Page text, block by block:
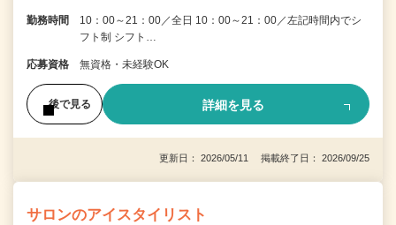
勤務時間
10：00～21：00／全日 10：00～21：00／左記時間内でシ
フト制 シフト…
応募資格 無資格・未経験OK
後で見る 詳細を見る
更新日： 2026/05/11 掲載終了日： 2026/09/25
サロンのアイスタイリスト